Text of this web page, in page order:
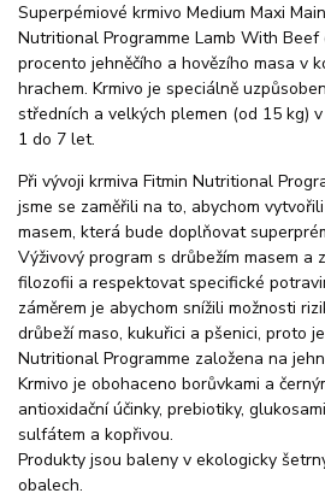
Superpémiové krmivo Medium Maxi
Nutritional Programme Lamb With Beef
procento jehněčího a hovězího masa v
hrachem. Krmivo je speciálně
středních a velkých plemen (od 15 kg)
1 do 7 let.
Při vývoji krmiva Fitmin Nutritional
jsme se zaměřili na to, abychom
masem, která bude doplňovat
Výživový program s drůbežím masem a
filozofii a respektovat specifické
záměrem je abychom snížili možnosti
drůbeží maso, kukuřici a pšenici, proto
Nutritional Programme založena na
Krmivo je obohaceno borůvkami a
antioxidační účinky, prebiotiky,
sulfátem a kopřivou.
Produkty jsou baleny v ekologicky
obalech.